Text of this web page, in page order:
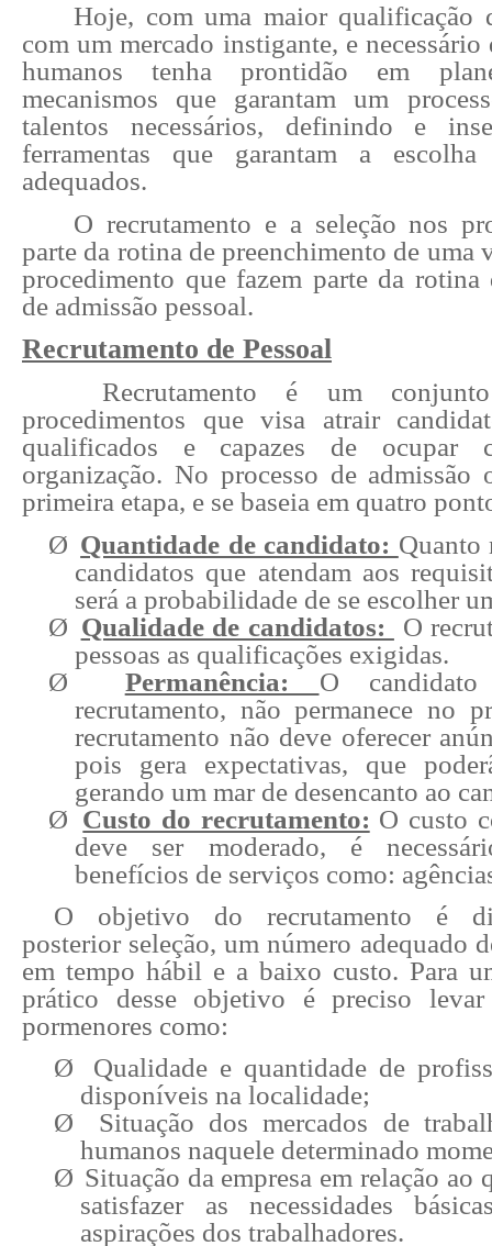
Hoje, com uma maior qualificação
com um mercado instigante, e necessário
humanos tenha prontidão em
mecanismos que garantam um
talentos necessários, definindo e
ferramentas que garantam a
adequados.
O recrutamento e a seleção nos
parte da rotina de preenchimento de uma
procedimento que fazem parte da rotina
de admissão pessoal.
Recrutamento de Pessoal
Recrutamento é um
procedimentos que visa atrair
qualificados e capazes de ocupar
organização. No processo de admissão
primeira etapa, e se baseia em quatro
Ø Quantidade de candidato: Quanto
candidatos que atendam aos
será a probabilidade de se escolher
Ø Qualidade de candidatos:
O
pessoas as qualificações exigidas.
Ø
Permanência: O
recrutamento, não permanece no
recrutamento não deve oferecer
pois gera expectativas, que
gerando um mar de desencanto ao
Ø Custo do recrutamento: O custo
deve ser moderado, é
benefícios de serviços como:
O objetivo do recrutamento é
posterior seleção, um número adequado
em tempo hábil e a baixo custo. Para
prático desse objetivo é preciso
pormenores como:
Ø
Qualidade e quantidade de
disponíveis na localidade;
Ø
Situação dos mercados de
humanos naquele determinado
Ø Situação da empresa em relação ao
satisfazer as necessidades
aspirações dos trabalhadores.